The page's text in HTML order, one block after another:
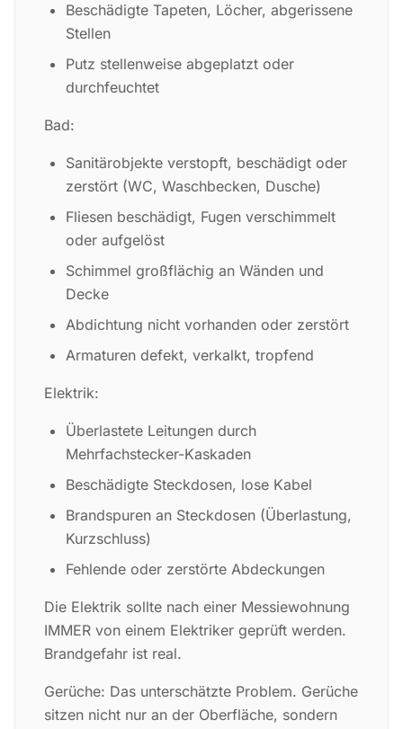
Beschädigte Tapeten, Löcher, abgerissene
Stellen
Putz stellenweise abgeplatzt oder
durchfeuchtet
Bad:
Sanitärobjekte verstopft, beschädigt oder
zerstört (WC, Waschbecken, Dusche)
Fliesen beschädigt, Fugen verschimmelt
oder aufgelöst
Schimmel großflächig an Wänden und
Decke
Abdichtung nicht vorhanden oder zerstört
Armaturen defekt, verkalkt, tropfend
Elektrik:
Überlastete Leitungen durch
Mehrfachstecker-Kaskaden
Beschädigte Steckdosen, lose Kabel
Brandspuren an Steckdosen (Überlastung,
Kurzschluss)
Fehlende oder zerstörte Abdeckungen
Die Elektrik sollte nach einer Messiewohnung
IMMER von einem Elektriker geprüft werden.
Brandgefahr ist real.
Gerüche: Das unterschätzte Problem. Gerüche
sitzen nicht nur an der Oberfläche, sondern